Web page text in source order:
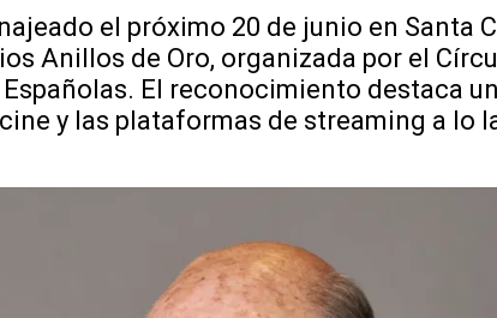
el próximo 20 de junio en Santa
Anillos de Oro, organizada por el
El reconocimiento destaca
y las plataformas de streaming a lo